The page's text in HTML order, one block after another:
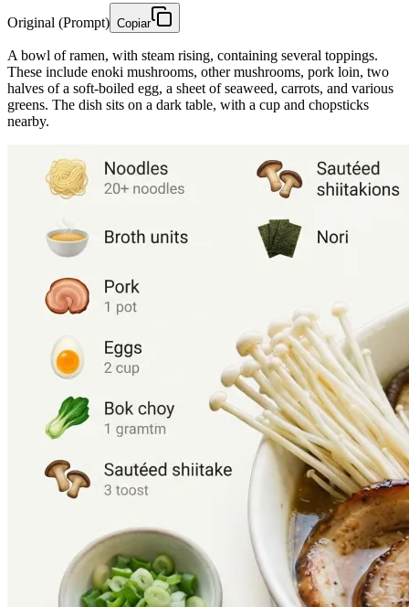
Original (Prompt) Copiar
A bowl of ramen, with steam rising, containing several toppings.
These include enoki mushrooms, other mushrooms, pork loin, two
halves of a soft-boiled egg, a sheet of seaweed, carrots, and various
greens. The dish sits on a dark table, with a cup and chopsticks
nearby.